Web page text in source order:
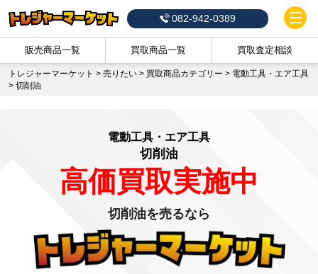
082-942-0389
販売商品一覧 買取商品一覧 買取査定相談
トレジャーマーケット > 売りたい > 買取商品カテゴリー > 電動工具・エア工具
> 切削油
電動工具・エア工具
切削油
高価買取実施中
切削油を売るなら